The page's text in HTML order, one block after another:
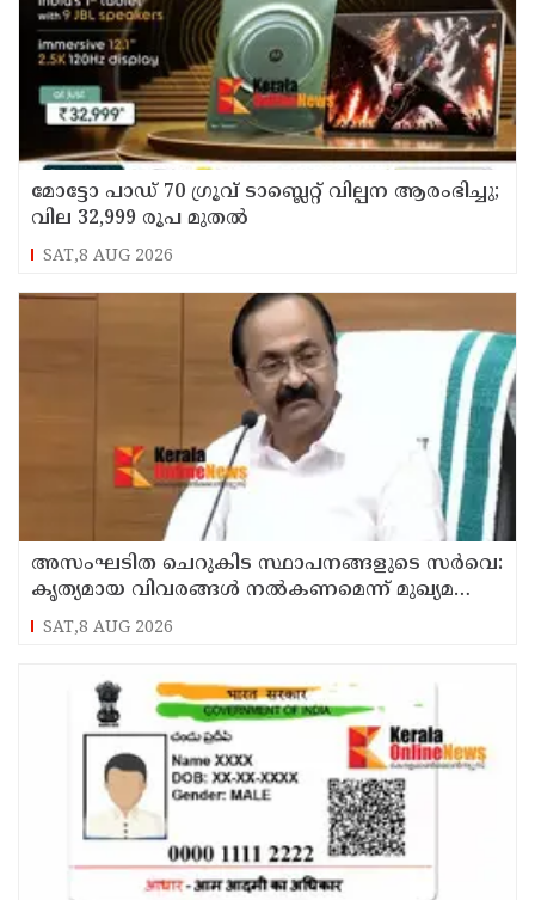
മോട്ടോ പാഡ് 70 ഗ്രൂവ് ടാബ്ലെറ്റ് വില്പന ആരംഭിച്ചു;
വില 32,999 രൂപ മുതൽ
SAT,8 AUG 2026
അസംഘടിത ചെറുകിട സ്ഥാപനങ്ങളുടെ സർവെ:
കൃത്യമായ വിവരങ്ങൾ നൽകണമെന്ന് മുഖ്യമന്ത്രി
വി ഡി സതീശൻ
SAT,8 AUG 2026